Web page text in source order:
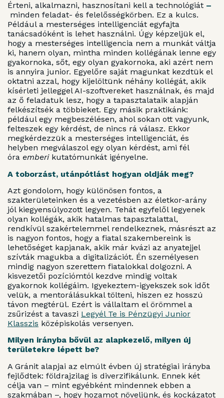
Érteni, alkalmazni, hasznosítani kell a technológiát –
minden feladat- és felelősségkörben. Ez a kulcs.
Például a mesterséges intelligenciát egyfajta
tanácsadóként is lehet használni. Úgy képzeljük el,
hogy a mesterséges intelligencia nem a munkát váltja
ki, hanem olyan, mintha minden kollégának lenne egy
gyakornoka, sőt, egy olyan gyakornoka, aki azért nem
is annyira junior. Egyelőre saját magunkat kezdtük el
oktatni azzal, hogy kijelöltünk néhány kollégát, akik
kísérleti jelleggel AI-szoftvereket használnak, és majd
az ő feladatuk lesz, hogy a tapasztalataik alapján
felkészítsék a többieket. Egy másik praktikánk:
például egy megbeszélésen, ahol sokan ott vagyunk,
felteszek egy kérdést, de nincs rá válasz. Ekkor
megkérdezzük a mesterséges intelligenciát, és
helyben megválaszol egy olyan kérdést, ami fél
óra emberikutatómunkát igényelne.
A toborzást, utánpótlást hogyan oldják meg?
Azt gondolom, hogy különösen fontos, a
szakterületeinken és a vezetésben az életkor-arány
jól kiegyensúlyozott legyen. Tehát egyfelől legyenek
olyan kollégák, akik hatalmas tapasztalattal,
rendkívül szakértelemmel rendelkeznek, másrészt az
is nagyon fontos, hogy a fiatal szakembereink is
lehetőséget kapjanak, akik már kvázi az anyatejjel
szívták magukba a digitalizációt. Én személyesen
mindig nagyon szerettem fiatalokkal dolgozni. A
kisvezetői pozíciómtól kezdve mindig voltak
gyakornok kollégáim. Igyekeztem-igyekszek sok időt
velük, a mentorálásukkal tölteni, hiszen ez hosszú
távon megtérül. Ezért is vállaltam el örömmel a
zsűrizést a tavaszi Legyél Te is Pénzügyi Junior
Klasszis középiskolás versenyen.
Milyen irányba bővül az alapkezelő, milyen új
területekre lépett be?
A Gránit alapjai az elmúlt évben új stratégiai irányba
fejlődtek: földrajzilag is diverzifikálunk. Ennek két
célja van – mint egyébként mindennek ebben a
szakmában –, hogy hozamot növeljünk, és kockázatot